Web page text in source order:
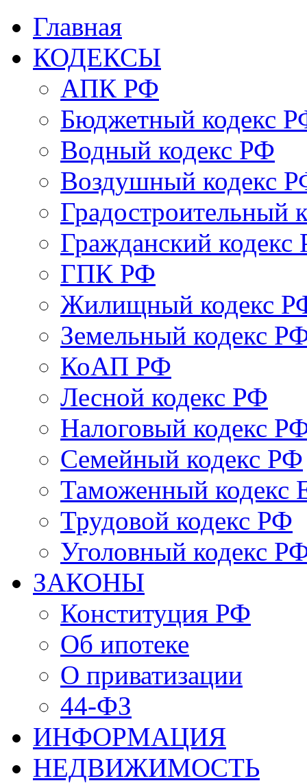
Главная
КОДЕКСЫ
АПК РФ
Бюджетный кодекс
Водный кодекс РФ
Воздушный кодекс
Градостроительный
Гражданский кодекс
ГПК РФ
Жилищный кодекс
Земельный кодекс
КоАП РФ
Лесной кодекс РФ
Налоговый кодекс
Семейный кодекс РФ
Таможенный
Трудовой кодекс РФ
Уголовный кодекс
ЗАКОНЫ
Конституция РФ
Об ипотеке
О приватизации
44-ФЗ
ИНФОРМАЦИЯ
НЕДВИЖИМОСТЬ